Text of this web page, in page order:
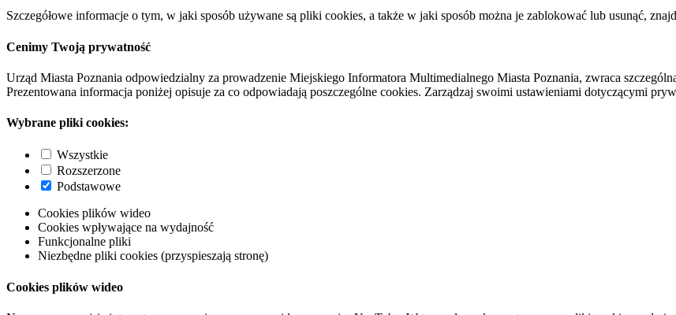
Szczegółowe informacje o tym, w jaki sposób używane są pliki cookies, a także w jaki sposób można je zablokować lub usunąć,
Cenimy Twoją prywatność
Urząd Miasta Poznania odpowiedzialny za prowadzenie Miejskiego Informatora Multimedialnego Miasta Poznania, zwraca
Prezentowana informacja poniżej opisuje za co odpowiadają poszczególne cookies. Zarządzaj swoimi ustawieniami dotyczącymi
Wybrane pliki cookies:
Wszystkie
Rozszerzone
Podstawowe
Cookies plików wideo
Cookies wpływające na wydajność
Funkcjonalne pliki
Niezbędne pliki cookies (przyspieszają stronę)
Cookies plików wideo